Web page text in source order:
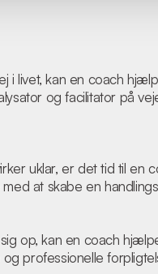
i livet, kan en coach
og facilitator på
uklar, er det tid til en
at skabe en
op, kan en coach
professionelle